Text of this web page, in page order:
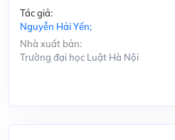
Tác giả:
Nguyễn Hải Yến;
Nhà xuất bản:
Trường đại học Luật Hà Nội